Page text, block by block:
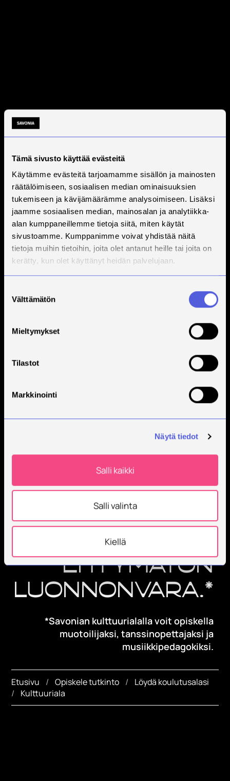
Tämä sivusto käyttää evästeitä
Käytämme evästeitä tarjoamamme sisällön ja mainosten
räätälöimiseen, sosiaalisen median ominaisuuksien
tukemiseen ja kävijämäärämme analysoimiseen. Lisäksi
jaamme sosiaalisen median, mainosalan ja analytiikka-
alan kumppaneillemme tietoja siitä, miten käytät
sivustoamme. Kumppanimme voivat yhdistää näitä
tietoja muihin tietoihin, joita olet antanut heille tai joita on
kerätty, kun olet käyttänyt heidän palvelujaan.
valinta
Välttämätön
Mieltymykset
Tilastot
Markkinointi
Näytä tiedot
Salli kaikki
Salli valinta
Kiellä
KULTTUURIALA
Tällä menolla
luovuus on
ehtymätön
luonnonvara.*
*Savonian kulttuurialalla voit opiskella
muotoilijaksi, tanssinopettajaksi ja
musiikkipedagokiksi.
Etusivu Opiskele tutkinto
Löydä koulutusalasi
Kulttuuriala